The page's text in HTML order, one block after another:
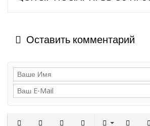
Оставить комментарий